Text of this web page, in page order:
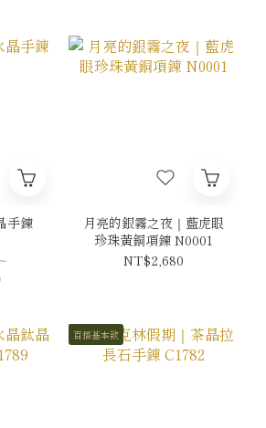
手鍊
月亮的銀霧之夜｜藍虎眼
珍珠黃銅項鍊 N0001
NT$2,680
百搭基本款